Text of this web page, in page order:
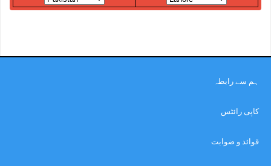
ہم سے رابطہ
کاپی رائٹس
قوائد و ضوابت